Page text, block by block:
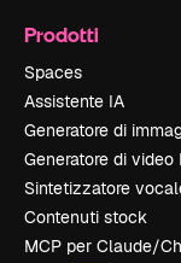
Prodotti
Spaces
Assistente IA
Generatore di
Generatore di video
Sintetizzatore
Contenuti stock
MCP per Claude/